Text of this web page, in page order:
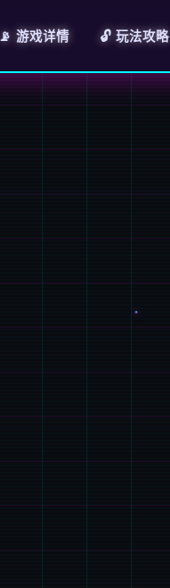
📡 游戏详情 🔓 玩法攻略